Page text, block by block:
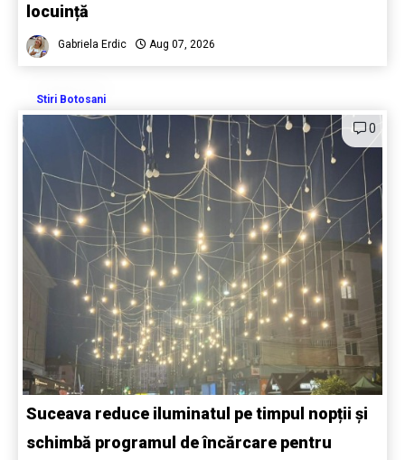
locuință
Gabriela Erdic Aug 07, 2026
Stiri Botosani
0
Suceava reduce iluminatul pe timpul nopții și
schimbă programul de încărcare pentru